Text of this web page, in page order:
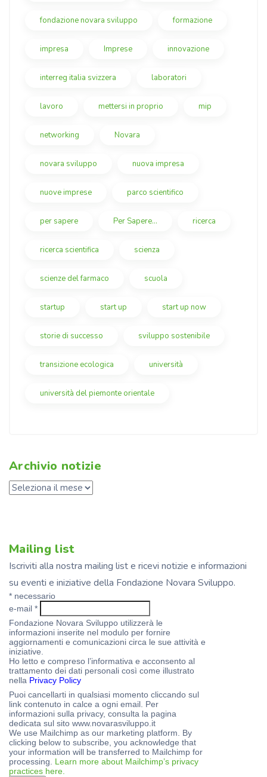
fondazione novara sviluppo formazione
impresa Imprese innovazione
interreg italia svizzera laboratori
lavoro mettersi in proprio mip
networking Novara
novara sviluppo nuova impresa
nuove imprese parco scientifico
per sapere Per Sapere... ricerca
ricerca scientifica scienza
scienze del farmaco scuola
startup start up start up now
storie di successo sviluppo sostenibile
transizione ecologica università
università del piemonte orientale
Archivio notizie
Mailing list
Iscriviti alla nostra mailing list e ricevi notizie e informazioni
su eventi e iniziative della Fondazione Novara Sviluppo.
* necessario
e-mail *
Fondazione Novara Sviluppo utilizzerà le
informazioni inserite nel modulo per fornire
aggiornamenti e comunicazioni circa le sue attività e
iniziative.
Ho letto e compreso l’informativa e acconsento al
trattamento dei dati personali così come illustrato
nella Privacy Policy
Puoi cancellarti in qualsiasi momento cliccando sul
link contenuto in calce a ogni email. Per
informazioni sulla privacy, consulta la pagina
dedicata sul sito www.novarasviluppo.it
We use Mailchimp as our marketing platform. By
clicking below to subscribe, you acknowledge that
your information will be transferred to Mailchimp for
processing. Learn more about Mailchimp’s privacy
practices here.